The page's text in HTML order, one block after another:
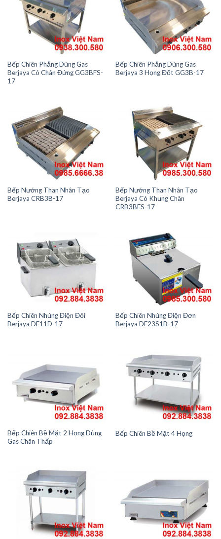
Bếp Chiên Phẳng Dùng Gas
Berjaya Có Chân Đứng GG3BFS-
17
Bếp Chiên Phẳng Dùng Gas
Berjaya 3 Họng Đốt GG3B-17
Bếp Nướng Than Nhân Tạo
Berjaya CRB3B-17
Bếp Nướng Than Nhân Tạo
Berjaya Có Khung Chân
CRB3BFS-17
Bếp Chiên Nhúng Điện Đôi
Berjaya DF11D-17
Bếp Chiên Nhúng Điện Đơn
Berjaya DF23S1B-17
Bếp Chiên Bề Mặt 2 Họng Dùng
Gas Chân Thấp
Bếp Chiên Bề Mặt 4 Họng